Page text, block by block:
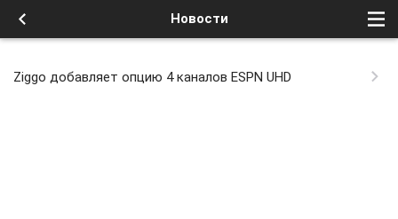
Новости
Ziggo добавляет опцию 4 каналов ESPN UHD